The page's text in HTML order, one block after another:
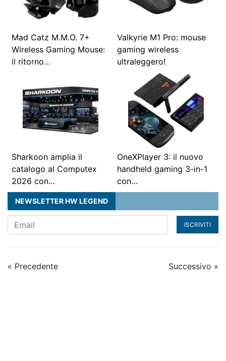
Mad Catz M.M.O. 7+
Wireless Gaming Mouse:
il ritorno…
Valkyrie M1 Pro: mouse
gaming wireless
ultraleggero!
Sharkoon amplia il
catalogo al Computex
2026 con…
OneXPlayer 3: il nuovo
handheld gaming 3-in-1
con…
NEWSLETTER HW LEGEND
ISCRIVITI
« Precedente Successivo »